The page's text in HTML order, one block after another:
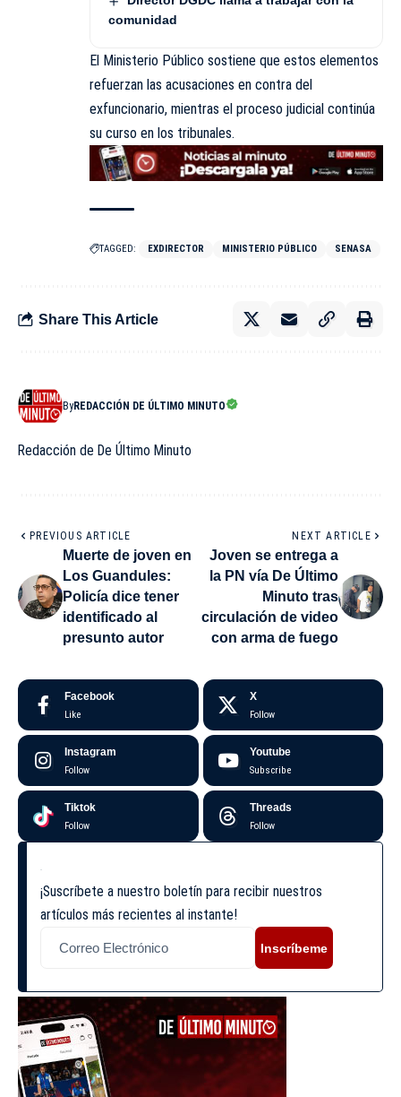
comunidad
El Ministerio Público sostiene que estos elementos
refuerzan las acusaciones en contra del
exfuncionario, mientras el proceso judicial continúa
su curso en los tribunales.
TAGGED: EXDIRECTOR MINISTERIO PÚBLICO SENASA
Share This Article
ByREDACCIÓN DE ÚLTIMO MINUTO
Redacción de De Último Minuto
PREVIOUS ARTICLE
Muerte de joven en
Los Guandules:
Policía dice tener
identificado al
presunto autor
NEXT ARTICLE
Joven se entrega a
la PN vía De Último
Minuto tras
circulación de video
con arma de fuego
Facebook
Like
X
Follow
Instagram
Follow
Youtube
Subscribe
Tiktok
Follow
Threads
Follow
¡Suscríbete a nuestro boletín para recibir nuestros
artículos más recientes al instante!
Inscríbeme